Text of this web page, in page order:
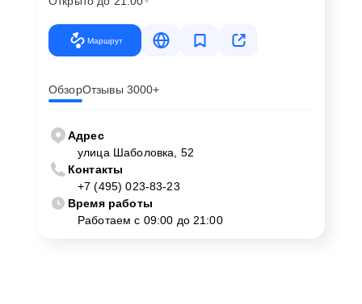
Маршрут
ОбзорОтзывы 3000+
Адрес
улица Шаболовка, 52
Контакты
+7 (495) 023-83-23
Время работы
Работаем с 09:00 до 21:00